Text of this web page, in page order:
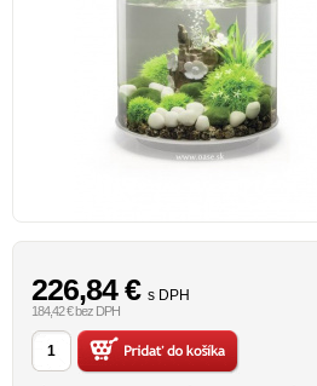
226,84€ s DPH
184,42 € bez DPH